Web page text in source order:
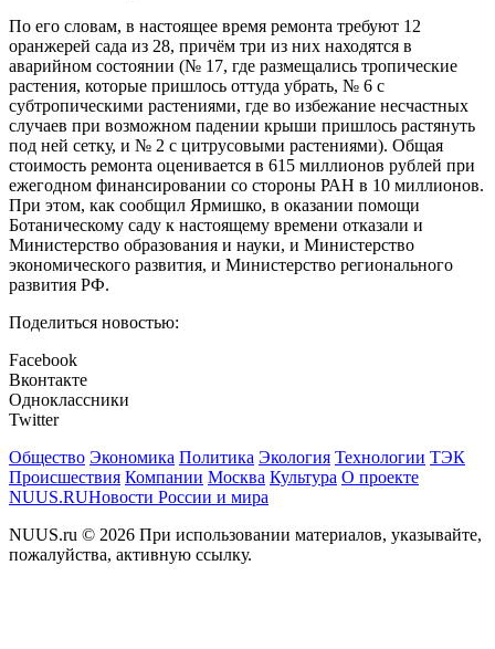
По его словам, в настоящее время ремонта требуют 12
оранжерей сада из 28, причём три из них находятся в
аварийном состоянии (№ 17, где размещались тропические
растения, которые пришлось оттуда убрать, № 6 с
субтропическими растениями, где во избежание несчастных
случаев при возможном падении крыши пришлось растянуть
под ней сетку, и № 2 с цитрусовыми растениями). Общая
стоимость ремонта оценивается в 615 миллионов рублей при
ежегодном финансировании со стороны РАН в 10 миллионов.
При этом, как сообщил Ярмишко, в оказании помощи
Ботаническому саду к настоящему времени отказали и
Министерство образования и науки, и Министерство
экономического развития, и Министерство регионального
развития РФ.
Поделиться новостью:
Facebook
Вконтакте
Одноклассники
Twitter
Общество Экономика Политика Экология Технологии ТЭК
Происшествия Компании Москва Культура О проекте
NUUS.RUНовости России и мира
NUUS.ru © 2026 При использовании материалов, указывайте,
пожалуйства, активную ссылку.